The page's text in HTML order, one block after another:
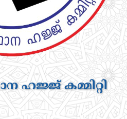
ഹജ്ജ് കമ്മിറ്റി